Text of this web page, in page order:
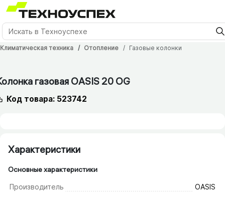
Климатическая техника Отопление Газовые колонки
газовая OASIS 20 OG
Код товара: 523742
Характеристики
Основные характеристики
Производитель OASIS